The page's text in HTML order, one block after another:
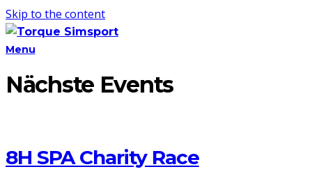
Skip to the content
Menu
Nächste Events
8H SPA Charity Race